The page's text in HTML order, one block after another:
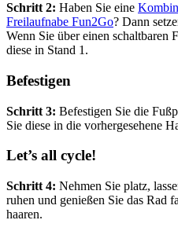
Schritt 2: Haben Sie eine
Freilaufnabe Fun2Go? Dann
Wenn Sie über einen schaltbaren
diese in Stand 1.
Befestigen
Schritt 3: Befestigen Sie die
Sie diese in die vorhergesehene
Let’s all cycle!
Schritt 4: Nehmen Sie platz,
ruhen und genießen Sie das Rad
haaren.